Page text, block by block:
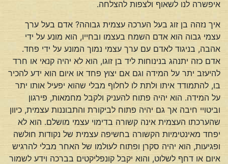
איפשרה לנו לשאוף ולצפות להצלחה.
איך נזהה בן זוג בעל הערכה עצמית גבוהה? אדם בעל ערך
עצמי גבוה הוא אדם השמח בעצמו ובחייו, הוא מונע על ידי
אהבה, בניגוד לאדם עם ערך עצמי נמוך המונע על ידי פחד.
אדם כזה יתנהג בנינוחות ליד בן זוגו, הוא לא יהיה קנאי או חרד
להיעזב יתר על המידה וגם אם יצוץ פחד או איום הוא ידע להכיר
בו, להתמודד איתו ולתת לו לחלוף מבלי שהוא יפעיל אותו יתר
על המידה. הוא יהיה פתוח להעניק ולקבל מחמאות, פירגון
וביטויי חיבה אך גם יהיה פתוח לביקורת והתבוננות עצמית, כיוון
שהערכתו העצמית אינה קשורה בדימוי עצמי מושלם. הוא לא
יפחד מאינטימיות הקשורה בחשיפה עצמית של נקודות חולשה
ופגיעות, הוא יהיה סקרן ופתוח לעולמו של האחר מבלי להרגיש
איום או דחף לשלוט, והוא יקבל קונפליקטים בברכה וידע לשמור